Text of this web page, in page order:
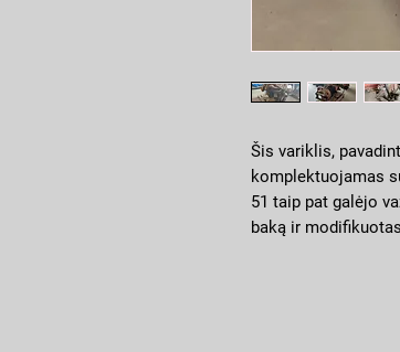
Šis variklis,
komplektuojamas
51 taip pat galėjo
baką ir